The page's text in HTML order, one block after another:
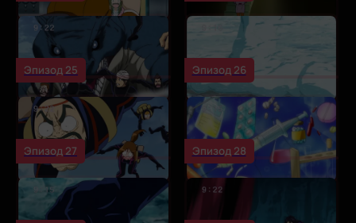
Эпизод 25 Эпизод 26
Эпизод 27 Эпизод 28